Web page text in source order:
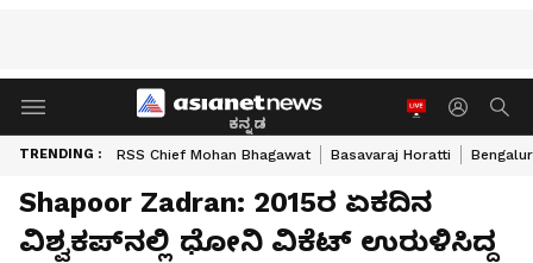
ಕನ್ನಡ
TRENDING : RSS Chief Mohan Bhagawat Basavaraj Horatti
Shapoor Zadran: 2015ರ ಏಕದಿನ
ವಿಶ್ವಕಪ್‌ನಲ್ಲಿ ಧೋನಿ ವಿಕೆಟ್‌ ಉರುಳಿಸಿದ್ದ